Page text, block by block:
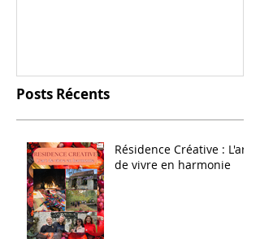
Posts Récents
Résidence Créative : L'art
de vivre en harmonie